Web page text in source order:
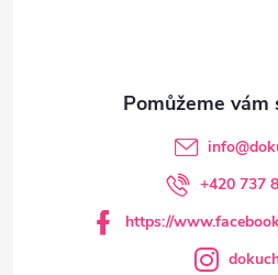
info@
+420 737
https://